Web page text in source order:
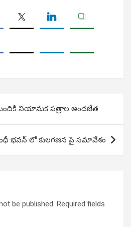
నియామక పత్రాల అందజేత
భవన్ లో కులగణన పై సమావేశం
be published. Required fields